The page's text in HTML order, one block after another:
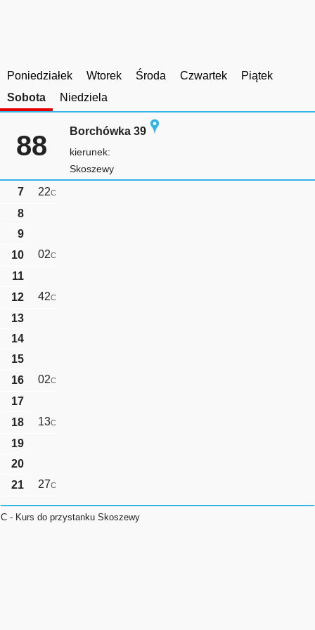
Poniedziałek Wtorek Środa Czwartek
Piątek
Sobota
Niedziela
88 Borchówka 39
kierunek:
Skoszewy
7 22C
8
9
10
02C
11
12
42C
13
14
15
16
02C
17
18
13C
19
20
21
27C
C - Kurs do przystanku Skoszewy